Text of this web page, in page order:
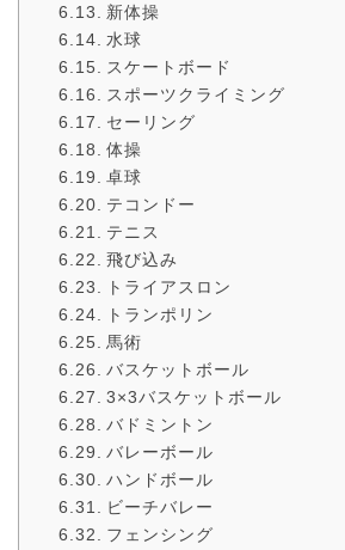
新体操
水球
スケートボード
スポーツクライミング
セーリング
体操
卓球
テコンドー
テニス
飛び込み
トライアスロン
トランポリン
馬術
バスケットボール
3×3バスケットボール
バドミントン
バレーボール
ハンドボール
ビーチバレー
フェンシング